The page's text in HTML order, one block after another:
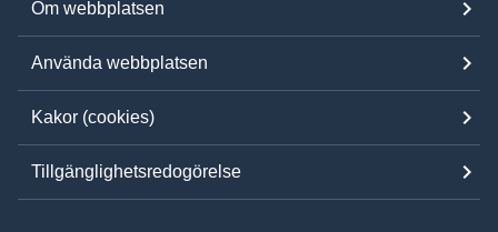
Om webbplatsen
Använda webbplatsen
Kakor (cookies)
Tillgänglighetsredogörelse